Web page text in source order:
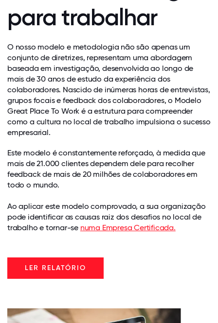
para trabalhar
O nosso modelo e metodologia não são apenas um
conjunto de diretrizes, representam uma abordagem
baseada em investigação, desenvolvida ao longo de
mais de 30 anos de estudo da experiência dos
colaboradores. Nascido de inúmeras horas de entrevistas,
grupos focais e feedback dos colaboradores, o Modelo
Great Place To Work é a estrutura para compreender
como a cultura no local de trabalho impulsiona o sucesso
empresarial.
Este modelo é constantemente reforçado, à medida que
mais de 21.000 clientes dependem dele para recolher
feedback de mais de 20 milhões de colaboradores em
todo o mundo.
Ao aplicar este modelo comprovado, a sua organização
pode identificar as causas raiz dos desafios no local de
trabalho e tornar-se numa Empresa Certificada.
LER RELATÓRIO